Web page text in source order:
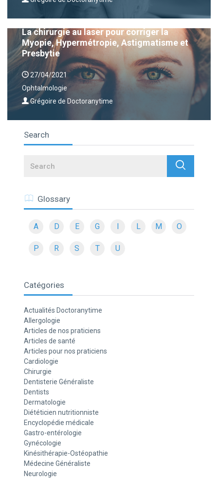
La chirurgie au laser pour corriger la
Myopie, Hypermétropie, Astigmatisme et
Presbytie
27/04/2021
Ophtalmologie
Grégoire de Doctoranytime
Search
Search
Glossary
A D E G L M O
P R S T U
Catégories
Actualités Doctoranytime
Allergologie
Articles de nos praticiens
Articles de santé
Articles pour nos praticiens
Cardiologie
Chirurgie
Dentisterie Généraliste
Dentists
Dermatologie
Diététicien nutritionniste
Encyclopédie médicale
Gastro-entérologie
Gynécologie
Kinésithérapie-Ostéopathie
Médecine Généraliste
Neurologie